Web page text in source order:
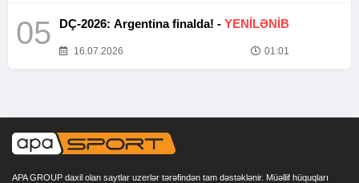
05 DÇ-2026: Argentina finalda! - YENİLƏNİB
16.07.2026 01:01
APA GROUP daxil olan saytlar uzerlər tərəfindən tam dəstəklənir. Müəllif hüquqları